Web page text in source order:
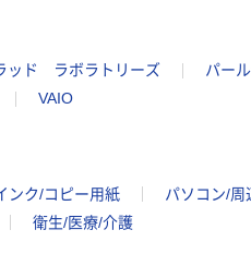
ッド ラボラトリーズ パー
VAIO
ンク/コピー用紙 パソコン/周
衛生/医療/介護